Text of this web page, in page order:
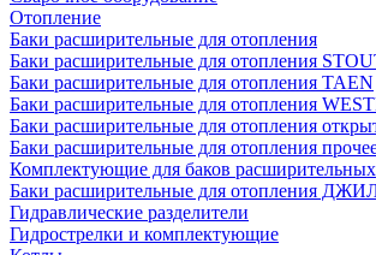
Отопление
Баки расширительные для отопления
Баки расширительные для отопления
Баки расширительные для отопления TAEN
Баки расширительные для отопления
Баки расширительные для отопления
Баки расширительные для отопления
Комплектующие для баков расширительных
Баки расширительные для отопления
Гидравлические разделители
Гидрострелки и комплектующие